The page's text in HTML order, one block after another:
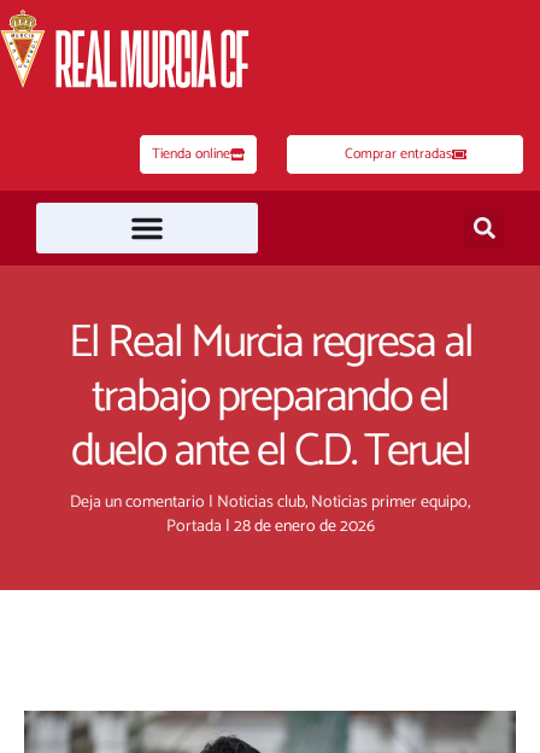
al
contenido
Tienda online Comprar entradas
El Real Murcia regresa al
trabajo preparando el
duelo ante el C.D. Teruel
Deja un comentario | Noticias club,Noticias primer equipo,
Portada |28 de enero de 2026